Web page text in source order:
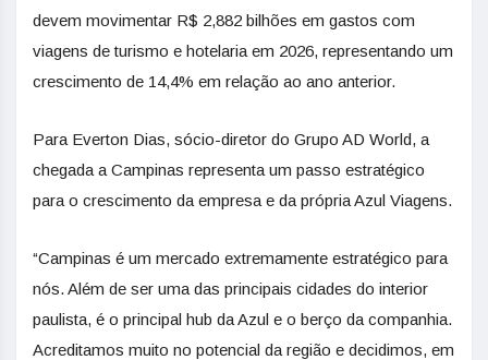
devem movimentar R$ 2,882 bilhões em gastos com
viagens de turismo e hotelaria em 2026, representando um
crescimento de 14,4% em relação ao ano anterior.
Para Everton Dias, sócio-diretor do Grupo AD World, a
chegada a Campinas representa um passo estratégico
para o crescimento da empresa e da própria Azul Viagens.
“Campinas é um mercado extremamente estratégico para
nós. Além de ser uma das principais cidades do interior
paulista, é o principal hub da Azul e o berço da companhia.
Acreditamos muito no potencial da região e decidimos, em